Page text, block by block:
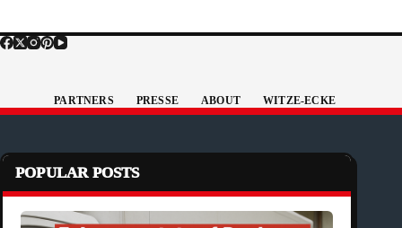
PARTNERS PRESSE ABOUT WITZE-ECKE
POPULAR POSTS